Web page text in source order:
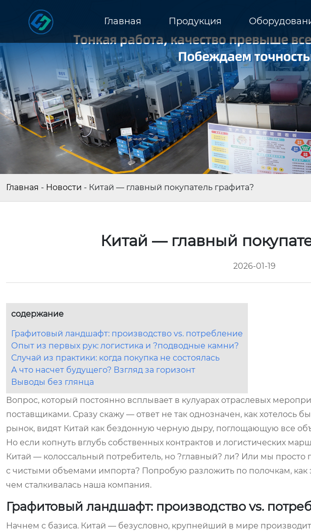
Главная Продукция
Главная - Новости - Китай — главный покупатель графита?
Китай — главный
2026-01-19
содержание
Графитовый ландшафт: производство vs. потребление
Опыт из первых рук: логистика и ?подводные камни?
Случай из практики: когда покупка не состоялась
А что насчет будущего? Взгляд за горизонт
Выводы без глянца
Вопрос, который постоянно всплывает в кулуарах отраслевых
поставщиками. Сразу скажу — ответ не так однозначен, как хотелось
рынок, видят Китай как бездонную черную дыру, поглощающую все
Но если копнуть вглубь собственных контрактов и логистических
Китай — колоссальный потребитель, но ?главный? ли? Или мы
с чистыми объемами импорта? Попробую разложить по полочкам, как
чем сталкивалась наша компания.
Графитовый ландшафт: производство vs.
Начнем с базиса. Китай — безусловно, крупнейший в мире